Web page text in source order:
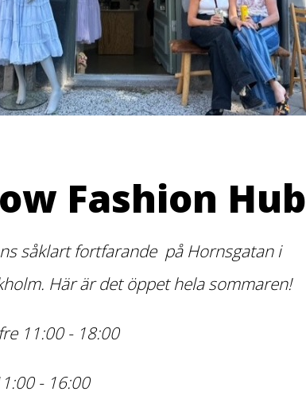
Fashion Hub
såklart fortfarande på Hornsgatan i
Här är det öppet hela sommaren!
11:00 - 18:00
- 16:00